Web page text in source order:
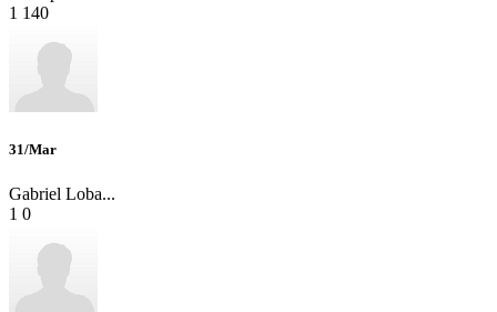
1 140
31/Mar
Gabriel Loba...
1 0